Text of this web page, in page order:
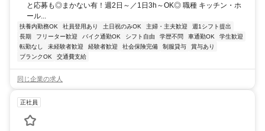
と応募も◎まかない有！週2日～／1日3h～OK◎ 職種 キッチン・ホ
ール...
扶養内勤務OK 社員登用あり 土日祝のみOK 主婦・主夫歓迎
週1シフト提出
長期
フリーター歓迎 バイク通勤OK シフト自由 学歴不問 車通勤OK
学生歓迎
転勤なし
未経験者歓迎 経験者歓迎 社会保険完備 制服貸与
賞与あり
ブランクOK
交通費支給
同じ企業の求人
正社員